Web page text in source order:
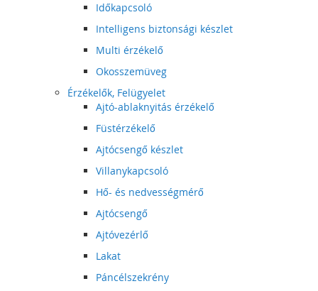
Időkapcsoló
Intelligens biztonsági készlet
Multi érzékelő
Okosszemüveg
Érzékelők, Felügyelet
Ajtó-ablaknyitás érzékelő
Füstérzékelő
Ajtócsengő készlet
Villanykapcsoló
Hő- és nedvességmérő
Ajtócsengő
Ajtóvezérlő
Lakat
Páncélszekrény